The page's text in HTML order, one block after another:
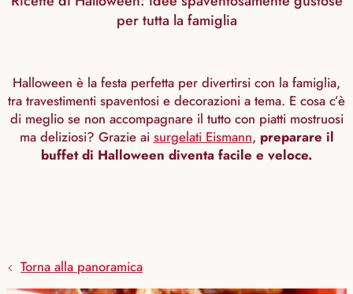
per tutta la famiglia
Halloween è la festa perfetta per divertirsi con la famiglia,
tra travestimenti spaventosi e decorazioni a tema. E cosa c’è
di meglio se non accompagnare il tutto con piatti mostruosi
ma deliziosi? Grazie ai surgelati Eismann, preparare il
buffet di Halloween diventa facile e veloce.
Torna alla panoramica